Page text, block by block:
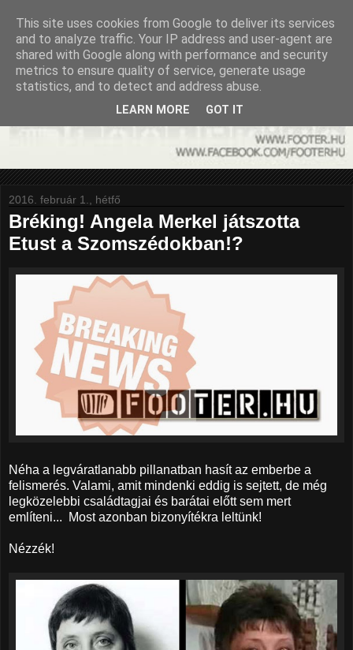
2016. február 1., hétfő
Bréking! Angela Merkel játszotta
Etust a Szomszédokban!?
Néha a legváratlanabb pillanatban hasít az emberbe a
felismerés. Valami, amit mindenki eddig is sejtett, de még
legközelebbi családtagjai és barátai előtt sem mert
említeni... Most azonban bizonyítékra leltünk!
Nézzék!
This site uses cookies from Google to deliver its services
and to analyze traffic. Your IP address and user-agent are
shared with Google along with performance and security
metrics to ensure quality of service, generate usage
statistics, and to detect and address abuse.
LEARN MORE GOT IT